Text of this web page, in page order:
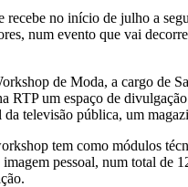
no início de julho a
num evento que vai
de Moda, a cargo de
RTP um espaço de
da televisão pública, um
tem como módulos
pessoal, num total de